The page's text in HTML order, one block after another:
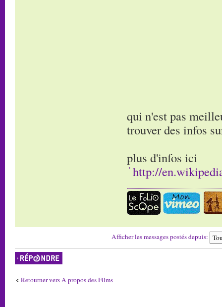
qui n'est pas
trouver des infos
plus d'infos ici
http://
Afficher les messages postés depuis:
Répondre
Retourner vers A propos des Films